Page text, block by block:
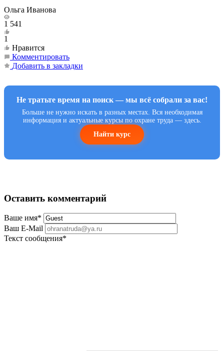
Ольга Иванова
1 541
1
Нравится
Комментировать
Добавить в закладки
Не тратьте время на поиск — мы всё собрали за вас!
Больше не нужно искать в разных местах. Вся необходимая
информация и актуальные курсы по охране труда — здесь.
Найти курс
Оставить комментарий
Ваше имя*
Ваш E-Mail
Текст сообщения*